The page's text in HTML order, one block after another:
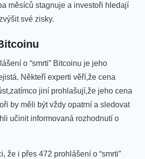
měsíců stagnuje‍ a investoři hledají
své zisky.
o “smrti” Bitcoinu je jeho
Někteří ⁤experti věří,že cena
jiní prohlašují,že⁤ jeho cena
by⁤ měli⁤ být‍ vždy opatrní a sledovat
učinit informovaná rozhodnutí o‌
že i‌ přes 472 prohlášení​ o​ “smrti”